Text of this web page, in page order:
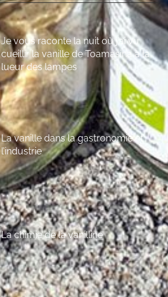
Je vous raconte la nuit où j’ai vu
cueillir la vanille de Toamasina à la
lueur des lampes
La vanille dans la gastronomie et
l’industrie
La chimie de la vanilline